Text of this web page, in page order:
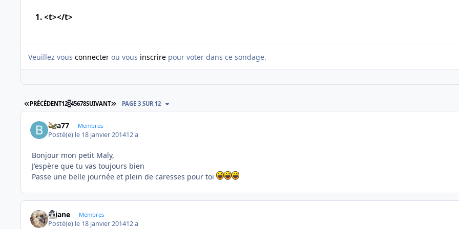
1. <t></t>
Veuillez vous connecter ou vous inscrire pour voter dans ce sondage.
PREMIÈRE PAGE
PRÉCÉDENT12345678SUIVANT DERNIÈRE PAGE
PAGE 3 SUR 12
bea77 Membres
Posté(e) le 18 janvier 201412 a
Bonjour mon petit Maly,
J'espère que tu vas toujours bien
Passe une belle journée et plein de caresses pour toi
réjane Membres
Posté(e) le 18 janvier 201412 a